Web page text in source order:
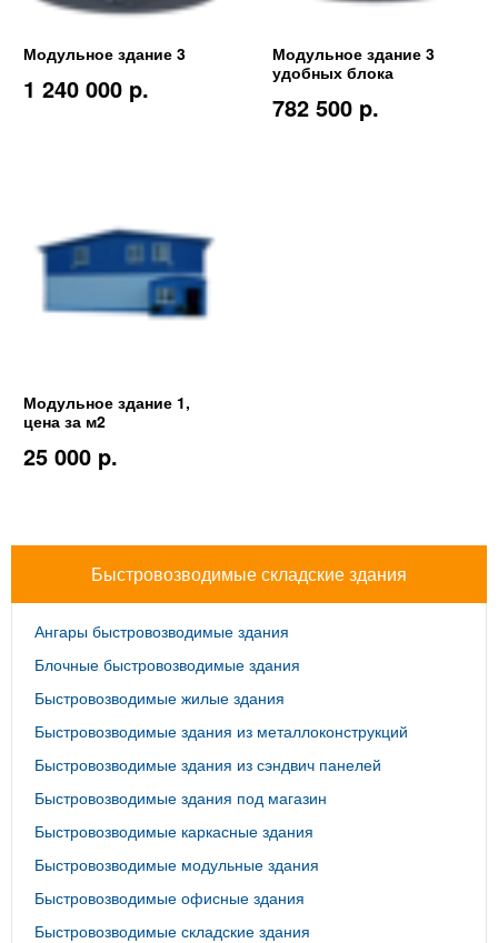
Модульное здание 3
1 240 000 p.
Модульное здание 3
удобных блока
782 500 p.
Модульное здание 1,
цена за м2
25 000 p.
Быстровозводимые складские здания
Ангары быстровозводимые здания
Блочные быстровозводимые здания
Быстровозводимые жилые здания
Быстровозводимые здания из металлоконструкций
Быстровозводимые здания из сэндвич панелей
Быстровозводимые здания под магазин
Быстровозводимые каркасные здания
Быстровозводимые модульные здания
Быстровозводимые офисные здания
Быстровозводимые складские здания